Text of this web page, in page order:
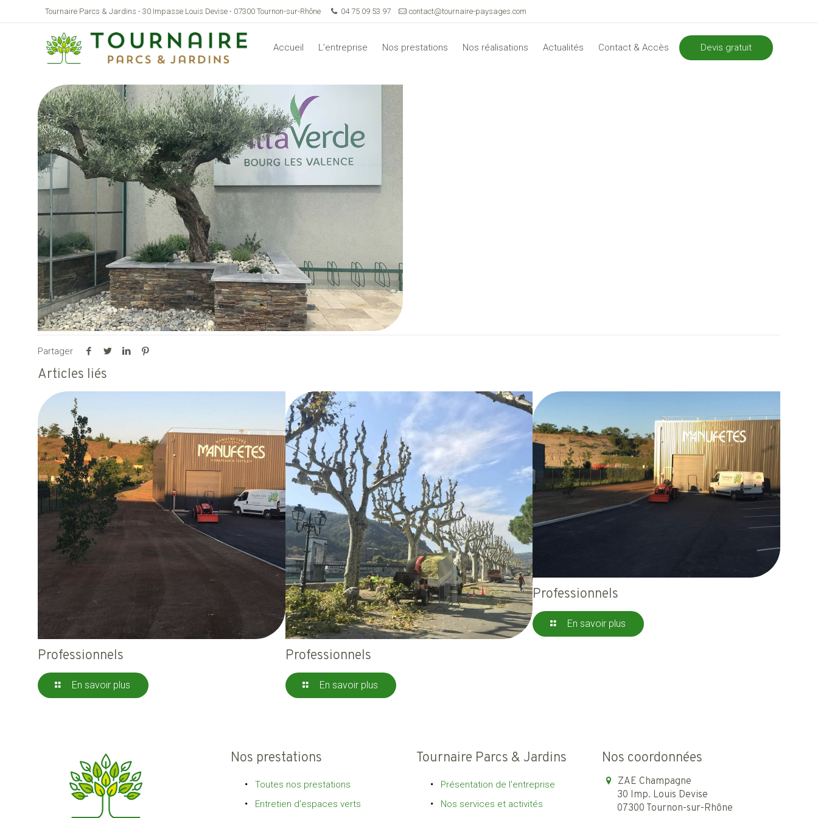
Tournaire Parcs & Jardins - 30 Impasse Louis Devise - 07300 Tournon-sur-Rhône 04 75 09 53 97 contact@tournaire-paysages.com
Accueil L’entreprise Nos prestations Nos réalisations Actualités Contact & Accès Devis gratuit
Partager
Articles liés
Professionnels
En savoir plus
Professionnels
En savoir plus
Professionnels
En savoir plus
Nos prestations
Toutes nos prestations
Entretien d'espaces verts
Tournaire Parcs & Jardins
Présentation de l'entreprise
Nos services et activités
Nos coordonnées
ZAE Champagne
30 Imp. Louis Devise
07300 Tournon-sur-Rhône